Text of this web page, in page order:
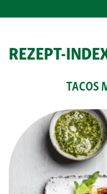
REZEPT-
TACOS